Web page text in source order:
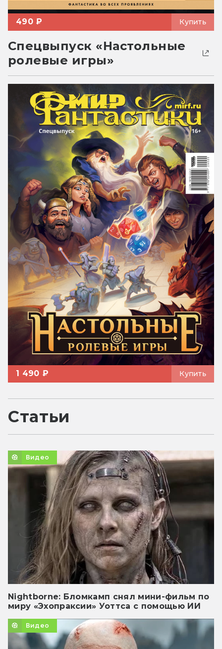
490 ₽ Купить
Спецвыпуск «Настольные
ролевые игры»
1 490 ₽ Купить
Статьи
Видео
Nightborne: Бломкамп снял мини-фильм по
миру «Эхопраксии» Уоттса с помощью ИИ
Видео